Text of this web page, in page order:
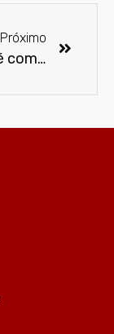
Próximo
Em 2023 é comemorado o 80º aniversário da estreia cinematográfica do Batman